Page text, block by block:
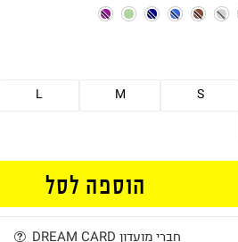
S
M
L
הוספה לסל
חברי מועדון DREAM CARD